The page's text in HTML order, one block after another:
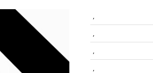
,
,
,
,